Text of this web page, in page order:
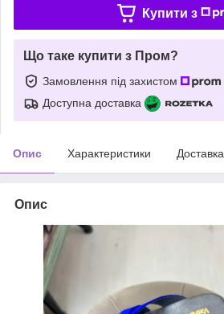
Купити з
Що таке купити з Пром?
Замовлення під захистом
Доступна доставка
Опис Характеристики Доставка
Опис